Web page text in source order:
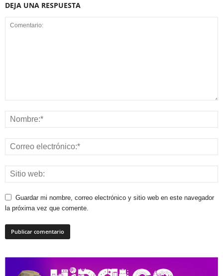
DEJA UNA RESPUESTA
Guardar mi nombre, correo electrónico y sitio web en este navegador
la próxima vez que comente.